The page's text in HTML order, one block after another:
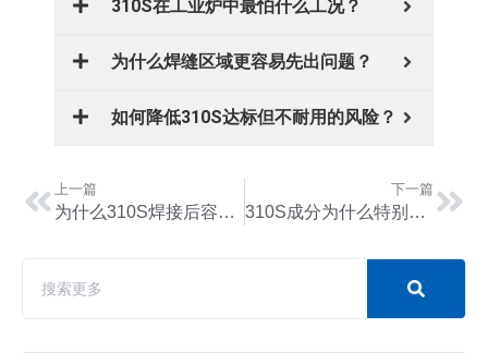
310S在工业炉中最怕什么工况？
为什么焊缝区域更容易先出问题？
如何降低310S达标但不耐用的风险？
上一篇
为什么310S焊接后容易出现晶间问题？
下一篇
310S成分为什么特别强调低碳？